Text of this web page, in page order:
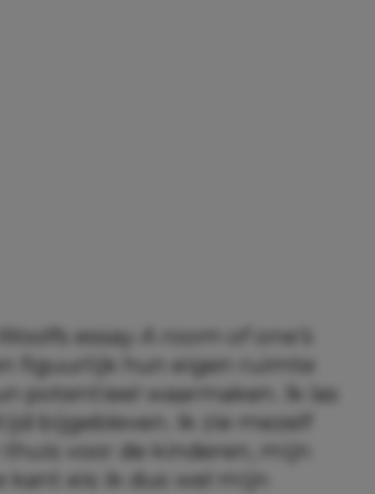
essay
A room of one’s
figuurlijk hun eigen ruimte
potentieel waarmaken. Ik las
bijgebleven. Ik zie mezelf
voor de kinderen, mijn
kant eis ik dus wel mijn